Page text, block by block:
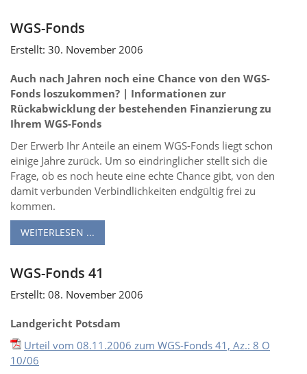
WGS-Fonds
Erstellt: 30. November 2006
Auch nach Jahren noch eine Chance von den WGS-
Fonds loszukommen? | Informationen zur
Rückabwicklung der bestehenden Finanzierung zu
Ihrem WGS-Fonds
Der Erwerb Ihr Anteile an einem WGS-Fonds liegt schon
einige Jahre zurück. Um so eindringlicher stellt sich die
Frage, ob es noch heute eine echte Chance gibt, von den
damit verbunden Verbindlichkeiten endgültig frei zu
kommen.
WEITERLESEN ...
WGS-Fonds 41
Erstellt: 08. November 2006
Landgericht Potsdam
Urteil vom 08.11.2006 zum WGS-Fonds 41, Az.: 8 O
10/06